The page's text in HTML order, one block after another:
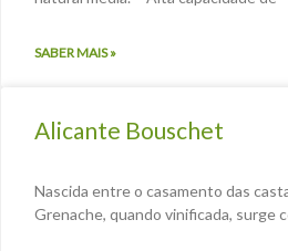
SABER MAIS »
Alicante Bouschet
Nascida entre o casamento das
Grenache, quando vinificada, surge